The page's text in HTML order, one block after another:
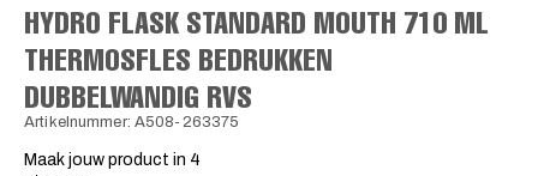
HYDRO FLASK STANDARD MOUTH 710 ML
THERMOSFLES BEDRUKKEN
DUBBELWANDIG RVS
Artikelnummer: A508-263375
Maak jouw product in 4